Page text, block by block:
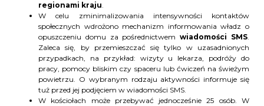
regionami kraju.
W celu zminimalizowania intensywności kontaktów
społecznych wdrożono mechanizm informowania władz o
opuszczeniu domu za pośrednictwemwiadomości SMS.
Zaleca się, by przemieszczać się tylko w uzasadnionych
przypadkach, na przykład: wizyty u lekarza, podróży do
pracy, pomocy bliskim czy spaceru lub ćwiczeń na świeżym
powietrzu. O wybranym rodzaju aktywności informuje się
tuż przed jej podjęciem w wiadomości SMS.
W kościołach może przebywać jednocześnie 25 osób. W